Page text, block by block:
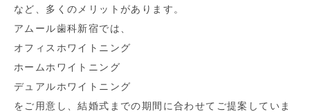
など、多くのメリットがあります。
アムール歯科新宿では、
オフィスホワイトニング
ホームホワイトニング
デュアルホワイトニング
をご用意し、結婚式までの期間に合わせてご提案していま